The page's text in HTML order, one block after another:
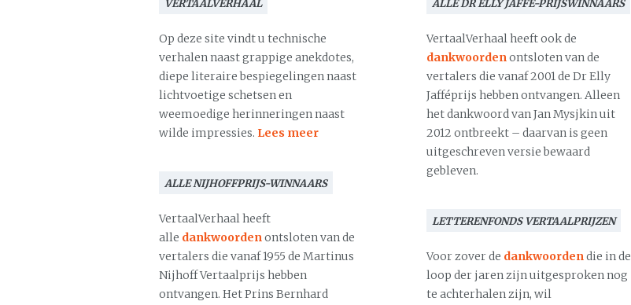
literair
VERTAALVERHAAL
Op deze site vindt u technische
verhalen naast grappige anekdotes,
diepe literaire bespiegelingen naast
lichtvoetige schetsen en
weemoedige herinneringen naast
wilde impressies. Lees meer
ALLE NIJHOFFPRIJS-WINNAARS
VertaalVerhaal heeft
alle dankwoordenontsloten van de
vertalers die vanaf 1955 de Martinus
Nijhoff Vertaalprijs hebben
ontvangen. Het Prins Bernhard
ALLE DR ELLY JAFFÉ-PRIJSWINNAARS
VertaalVerhaal heeft ook de
dankwoordenontsloten van de
vertalers die vanaf 2001 de Dr Elly
Jafféprijs hebben ontvangen. Alleen
het dankwoord van Jan Mysjkin uit
2012 ontbreekt – daarvan is geen
uitgeschreven versie bewaard
gebleven.
LETTERENFONDS VERTAALPRIJZEN
Voor zover de dankwoordendie in de
loop der jaren zijn uitgesproken nog
te achterhalen zijn, wil